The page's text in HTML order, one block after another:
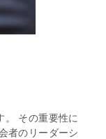
。 その重要性に
者のリーダーシ